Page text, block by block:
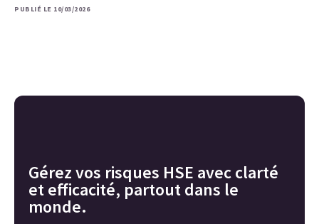
PUBLIÉ LE 10/03/2026
Gérez vos risques HSE avec clarté
et efficacité, partout dans le
monde.